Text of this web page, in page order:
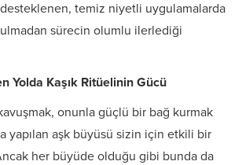
temiz niyetli uygulamalarda
sürecin olumlu ilerlediği
Yolda Kaşık Ritüelinin Gücü
onunla güçlü bir bağ kurmak
yapılan aşk büyüsü sizin için etkili bir
her büyüde olduğu gibi bunda da